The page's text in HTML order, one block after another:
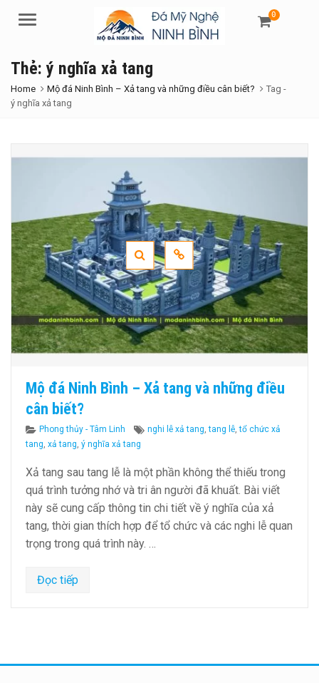
Menu
0
Thẻ: ý nghĩa xả tang
Home Mộ đá Ninh Bình – Xả tang và những điều cân biết?
Tag -
ý nghĩa xả tang
Mộ đá Ninh Bình – Xả tang và những điều
cân biết?
Categories
Phong thủy - Tâm Linh Tags
nghi lễ xả tang,tang lễ,tổ chức xả
tang, xả tang, ý nghĩa xả tang
Xả tang sau tang lễ là một phần không thể thiếu trong
quá trình tưởng nhớ và tri ân người đã khuất. Bài viết
này sẽ cung cấp thông tin chi tiết về ý nghĩa của xả
tang, thời gian thích hợp để tổ chức và các nghi lễ quan
trọng trong quá trình này. …
Đọc tiếp